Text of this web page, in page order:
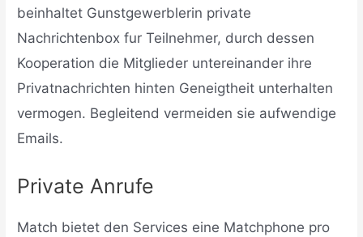
beinhaltet Gunstgewerblerin private
Nachrichtenbox fur Teilnehmer, durch dessen
Kooperation die Mitglieder untereinander ihre
Privatnachrichten hinten Geneigtheit unterhalten
vermogen. Begleitend vermeiden sie aufwendige
Emails.
Private Anrufe
Match bietet den Services eine Matchphone pro